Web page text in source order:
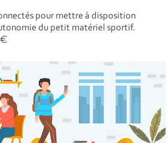
pour mettre à disposition
du petit matériel sportif.